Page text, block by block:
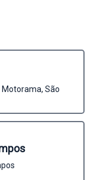
São